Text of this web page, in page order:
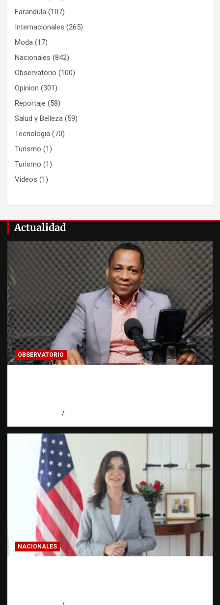
Farandula (107)
Internacionales (265)
Moda (17)
Nacionales (842)
Observatorio (100)
Opinion (301)
Reportaje (58)
Salud y Belleza (59)
Tecnologia (70)
Turismo (1)
Turismo (1)
Videos (1)
Actualidad
OBSERVATORIO
NACIONALES